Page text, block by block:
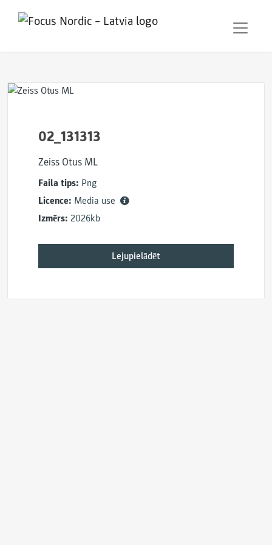
02_131313
Zeiss Otus ML
Faila tips: Png
Licence: Media use
Izmērs: 2026kb
Lejupielādēt